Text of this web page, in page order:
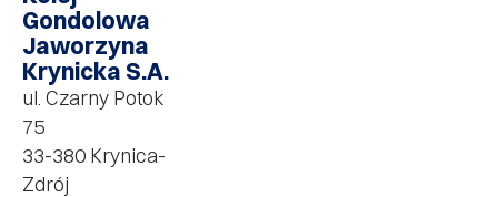
Gondolowa
Jaworzyna
Krynicka S.A.
ul. Czarny Potok
75
33-380 Krynica-
Zdrój